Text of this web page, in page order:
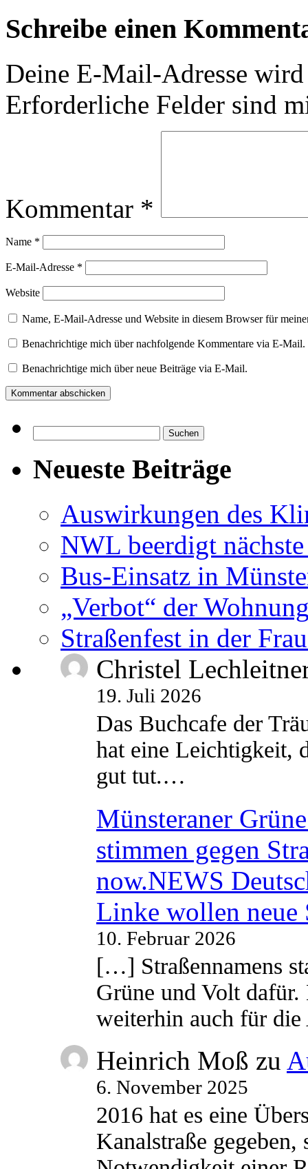
Schreibe einen
Deine E-Mail-Adresse
Erforderliche Felder sind
Kommentar *
Name *
E-Mail-Adresse *
Website
Name, E-Mail-Adresse und Website in diesem Browser für
Benachrichtige mich über nachfolgende Kommentare via E-Mail.
Benachrichtige mich über neue Beiträge via E-Mail.
nach:
Neueste Beiträge
Auswirkungen des
NWL beerdigt
Bus-Einsatz in
„Verbot“ der
Straßenfest in der
Christel
19. Juli 2026
Das Buchcafe der
hat eine Leichtigkeit,
gut tut.…
Münsteraner
stimmen gegen
now.NEWS
Linke wollen neue
10. Februar 2026
[…] Straßennamens
Grüne und Volt
weiterhin auch für
Heinrich Moß zu
6. November 2025
2016 hat es eine
Kanalstraße